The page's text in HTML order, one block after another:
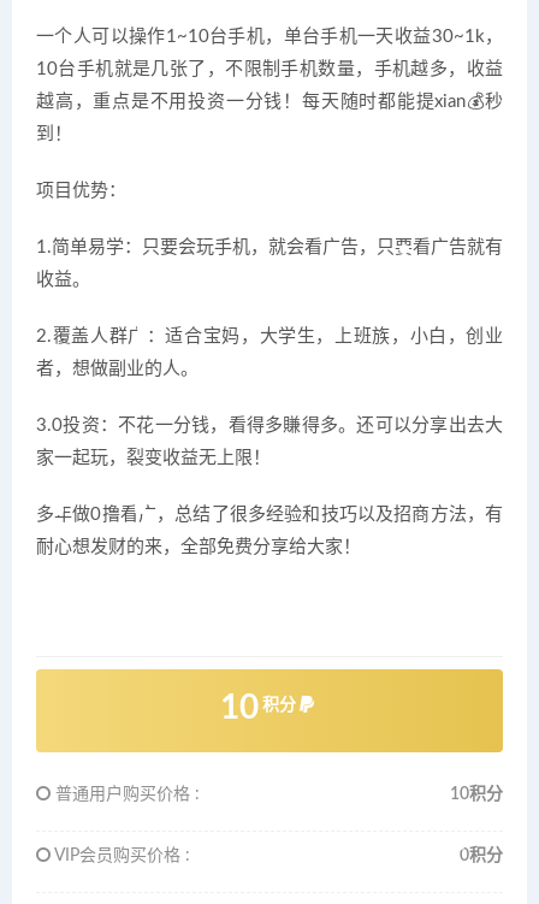
一个人可以操作1~10台手机，单台手机一天收益30~1k，
10台手机就是几张了，不限制手机数量，手机越多，收益
越高，重点是不用投资一分钱！每天随时都能提xian💰秒
到！
项目优势：
1.简单易学：只要会玩手机，就会看广告，只要看广告就有
收益。
2.覆盖人群广：适合宝妈，大学生，上班族，小白，创业
者，想做副业的人。
3.0投资：不花一分钱，看得多賺得多。还可以分享出去大
家一起玩，裂变收益无上限！
多年做0撸看广，总结了很多经验和技巧以及招商方法，有
耐心想发财的来，全部免费分享给大家！
10 积分
普通用户购买价格 : 10积分
VIP会员购买价格 : 0积分